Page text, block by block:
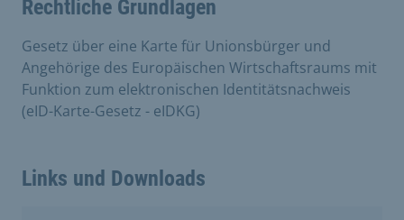
Rechtliche Grundlagen
Gesetz über eine Karte für Unionsbürger und
Angehörige des Europäischen Wirtschaftsraums mit
Funktion zum elektronischen Identitätsnachweis
(eID-Karte-Gesetz - eIDKG)
Links und Downloads